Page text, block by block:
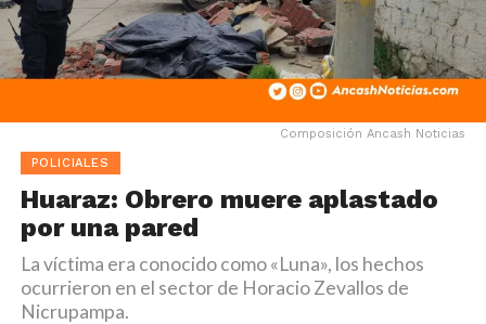
Composición Ancash Noticias
POLICIALES
Huaraz: Obrero muere aplastado
por una pared
La víctima era conocido como «Luna», los hechos
ocurrieron en el sector de Horacio Zevallos de
Nicrupampa.